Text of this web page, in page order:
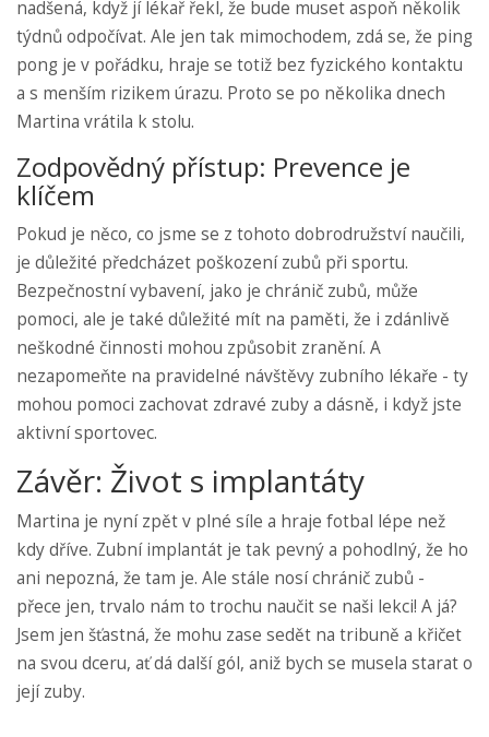
nadšená, když jí lékař řekl, že bude muset aspoň několik
týdnů odpočívat. Ale jen tak mimochodem, zdá se, že ping
pong je v pořádku, hraje se totiž bez fyzického kontaktu
a s menším rizikem úrazu. Proto se po několika dnech
Martina vrátila k stolu.
Zodpovědný přístup: Prevence je
klíčem
Pokud je něco, co jsme se z tohoto dobrodružství naučili,
je důležité předcházet poškození zubů při sportu.
Bezpečnostní vybavení, jako je chránič zubů, může
pomoci, ale je také důležité mít na paměti, že i zdánlivě
neškodné činnosti mohou způsobit zranění. A
nezapomeňte na pravidelné návštěvy zubního lékaře - ty
mohou pomoci zachovat zdravé zuby a dásně, i když jste
aktivní sportovec.
Závěr: Život s implantáty
Martina je nyní zpět v plné síle a hraje fotbal lépe než
kdy dříve. Zubní implantát je tak pevný a pohodlný, že ho
ani nepozná, že tam je. Ale stále nosí chránič zubů -
přece jen, trvalo nám to trochu naučit se naši lekci! A já?
Jsem jen šťastná, že mohu zase sedět na tribuně a křičet
na svou dceru, ať dá další gól, aniž bych se musela starat o
její zuby.